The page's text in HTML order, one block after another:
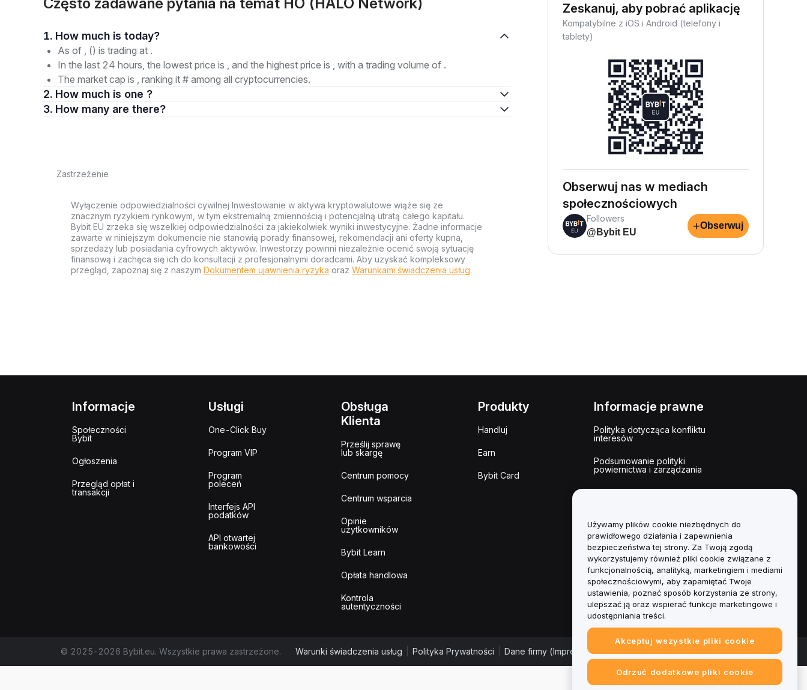
1. How much is today?
As of , () is trading at .
In the last 24 hours, the lowest price is , and the highest price is , with a trading volume of .
The market cap is , ranking it # among all cryptocurrencies.
2. How much is one ?
3. How many are there?
Zastrzeżenie
Wyłączenie odpowiedzialności cywilnej Inwestowanie w aktywa kryptowalutowe wiąże się ze
znacznym ryzykiem rynkowym, w tym ekstremalną zmiennością i potencjalną utratą całego kapitału.
Bybit EU zrzeka się wszelkiej odpowiedzialności za jakiekolwiek wyniki inwestycyjne. Żadne informacje
zawarte w niniejszym dokumencie nie stanowią porady finansowej, rekomendacji ani oferty kupna,
sprzedaży lub posiadania cyfrowych aktywów. Inwestorzy powinni niezależnie ocenić swoją sytuację
finansową i zachęca się ich do konsultacji z profesjonalnymi doradcami. Aby uzyskać kompleksowy
przegląd, zapoznaj się z naszym Dokumentem ujawnienia ryzyka oraz Warunkami świadczenia usług.
Zeskanuj, aby pobrać aplikację
Kompatybilne z iOS i Android (telefony i
tablety)
Obserwuj nas w mediach
społecznościowych
Followers
@Bybit EU
+Obserwuj
Informacje
Społeczności
Bybit
Ogłoszenia
Przegląd opłat i
transakcji
Usługi
One-Click Buy
Program VIP
Program
poleceń
Interfejs API
podatków
API otwartej
bankowości
Obsługa
Klienta
Prześlij sprawę
lub skargę
Centrum pomocy
Centrum wsparcia
Opinie
użytkowników
Bybit Learn
Opłata handlowa
Kontrola
autentyczności
Produkty
Handluj
Earn
Bybit Card
Informacje prawne
Polityka dotycząca konfliktu
interesów
Podsumowanie polityki
powiernictwa i zarządzania
Informacje ESG
kryptoaktywów
© 2025-2026 Bybit.eu. Wszystkie prawa zastrzeżone. Warunki świadczenia usług Polityka Prywatności Dane firmy (Impressum)
Używamy plików cookie niezbędnych do
prawidłowego działania i zapewnienia
bezpieczeństwa tej strony. Za Twoją zgodą
wykorzystujemy również pliki cookie związane z
funkcjonalnością, analityką, marketingiem i mediami
społecznościowymi, aby zapamiętać Twoje
ustawienia, poznać sposób korzystania ze strony,
ulepszać ją oraz wspierać funkcje marketingowe i
udostępniania treści.
Akceptuj wszystkie pliki cookie
Odrzuć dodatkowe pliki cookie